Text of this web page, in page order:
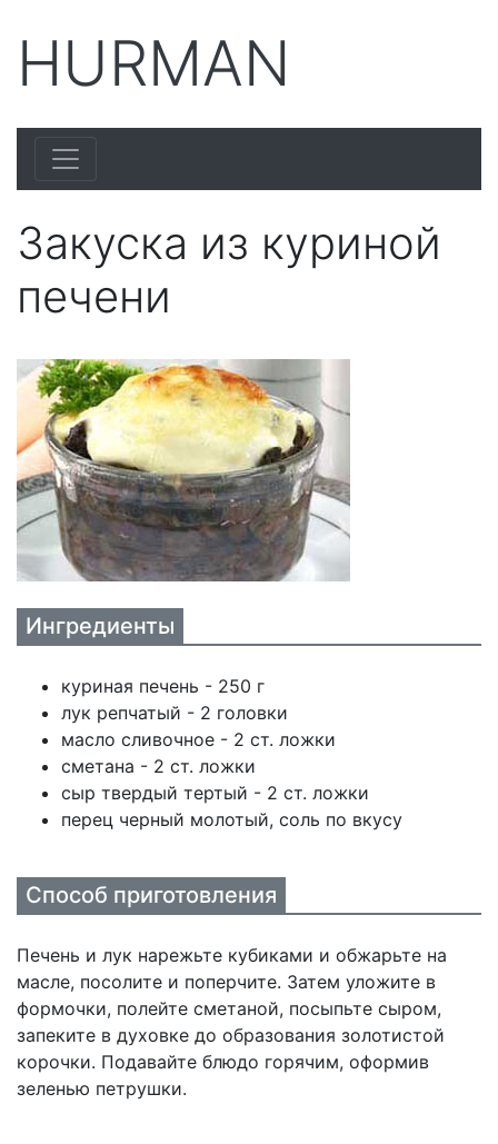
HURMAN
Закуска из куриной
печени
Ингредиенты
куриная печень - 250 г
лук репчатый - 2 головки
масло сливочное - 2 ст. ложки
сметана - 2 ст. ложки
сыр твердый тертый - 2 ст. ложки
перец черный молотый, соль по вкусу
Способ приготовления
Печень и лук нарежьте кубиками и обжарьте на
масле, посолите и поперчите. Затем уложите в
формочки, полейте сметаной, посыпьте сыром,
запеките в духовке до образования золотистой
корочки. Подавайте блюдо горячим, оформив
зеленью петрушки.